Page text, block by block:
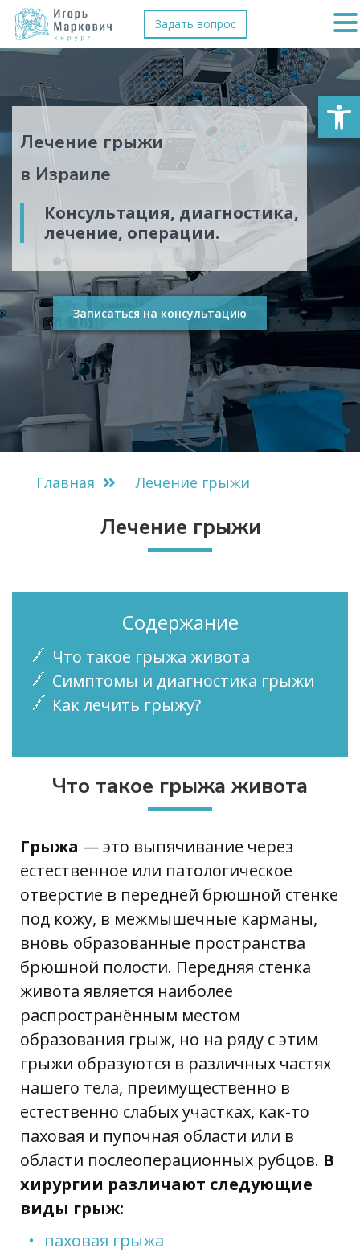
Задать вопрос
Лечение грыжи
в Израиле
Консультация, диагностика,
лечение, операции.
Записаться на консультацию
Главная Лечение грыжи
Лечение грыжи
Содержание
Что такое грыжа живота
Симптомы и диагностика грыжи
Как лечить грыжу?
Что такое грыжа живота
Грыжа — это выпячивание через
естественное или патологическое
отверстие в передней брюшной стенке
под кожу, в межмышечные карманы,
вновь образованные пространства
брюшной полости. Передняя стенка
живота является наиболее
распространённым местом
образования грыж, но на ряду с этим
грыжи образуются в различных частях
нашего тела, преимущественно в
естественно слабых участках, как-то
паховая и пупочная области или в
области послеоперационных рубцов. В
хирургии различают следующие
виды грыж:
паховая грыжа